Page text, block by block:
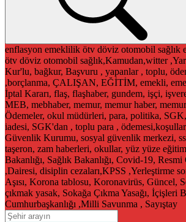
enflasyon emeklilik ötv döviz otomobil sağlık
ötv döviz otomobil sağlık,Kamudan,witter
Kur'lu, bağkur, Başvuru , yapanlar , toplu,
,borçlanma, ÇALIŞAN, EĞİTİM, emekli,
İptal Kararı, flaş, flaşhaber, gundem, işçi,
MEB, mebhaber, memur, memur haber,
Ödemeler, okul müdürleri, para, politika,
iadesi, SGK'dan , toplu para ,
Güvenlik Kurumu, sosyal güvenlik merkezi,
taşeron, zam haberleri, okullar, yüz yüze
Bakanlığı, Sağlık Bakanlığı, Covid-19, Resmi
,Dairesi, disiplin cezaları,KPSS ,Yerleştirme
Aşısı, Korona tablosu, Koronavirüs, Güncel,
çıkmak yasak, Sokağa Çıkma Yasağı, İçişleri
Cumhurbaşkanlığı ,Milli Savunma , Sayıştay